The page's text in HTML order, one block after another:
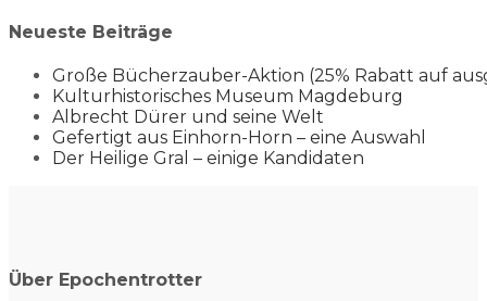
Neueste Beiträge
Große Bücherzauber-Aktion (25% Rabatt auf
Kulturhistorisches Museum Magdeburg
Albrecht Dürer und seine Welt
Gefertigt aus Einhorn-Horn – eine Auswahl
Der Heilige Gral – einige Kandidaten
Über Epochentrotter